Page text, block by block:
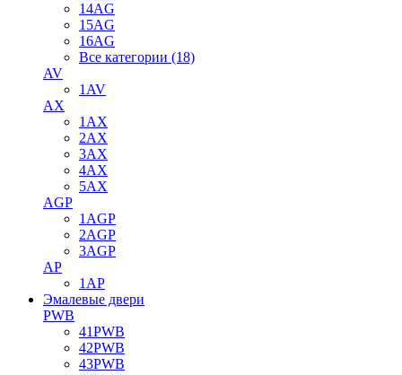
14AG
15AG
16AG
Все категории (18)
AV
1AV
AX
1AX
2AX
3AX
4AX
5AX
AGP
1AGP
2AGP
3AGP
AP
1AP
Эмалевые двери
PWB
41PWB
42PWB
43PWB